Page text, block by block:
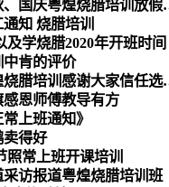
月满中秋，喜迎
知 烧腊培训
学烧腊2020年开班时间
肯的评价
《回顾2019展望
恩师傅教导有方
上班通知》
得好
照常上班开课培训
访报道粤煌烧腊培训班